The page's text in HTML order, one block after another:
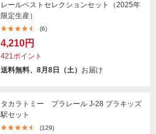
レールベストセレクションセット（2025年
限定生産）
(6)
4,210円
421ポイント
送料無料、8月8日（土） お届け
タカラトミー プラレール J-28 プラキッズ
駅セット
(129)